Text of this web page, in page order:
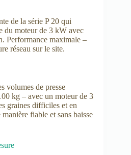
de la série P 20 qui
du moteur de 3 kW avec
Performance maximale –
réseau sur le site.
volumes de presse
kg – avec un moteur de 3
graines difficiles et en
fiable et sans baisse